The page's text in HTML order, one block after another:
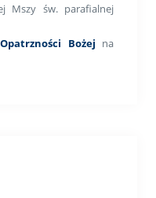
św. parafialnej
Bożej na